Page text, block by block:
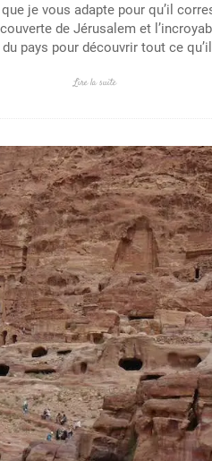
je vous adapte pour qu’il
de Jérusalem et
pays pour découvrir tout ce
Lire la suite